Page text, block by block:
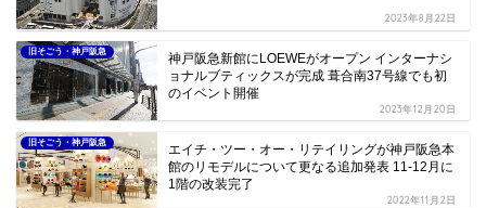
2023年8月22日
旧そごう・神戸阪急
神戸阪急新館にLOEWEがオープン インターナシ
ョナルブティックスが完成 葺合南37号線でも初
のイベント開催
2023年12月20日
旧そごう・神戸阪急
エイチ・ツー・オー・リテイリングが神戸阪急本
館のリモデルについて更なる追加発表 11-12月に
1階の改装完了
2022年11月2日